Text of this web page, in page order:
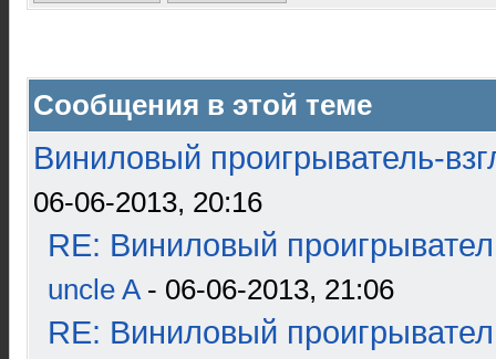
Сообщения в этой теме
Виниловый проигрыватель-
06-06-2013, 20:16
RE: Виниловый
uncle A- 06-06-2013, 21:06
RE: Виниловый